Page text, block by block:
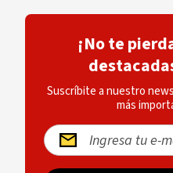
¡No te
Suscríbite a nuestro
más